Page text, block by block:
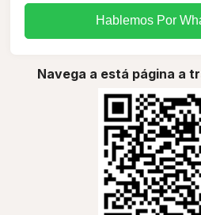
Hablemos Por
Navega a está página a